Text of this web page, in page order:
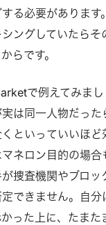
る必要があります
ングしていたらそ
らです。
で例えてみま
は同一人物だった
といっていいほど
ネロン目的の場
捜査機関やブロッ
できません。自分
った上に、たまた